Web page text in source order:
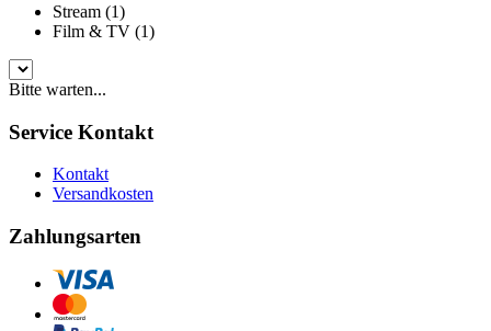
Stream (1)
Film & TV (1)
Bitte warten...
Service Kontakt
Kontakt
Versandkosten
Zahlungsarten